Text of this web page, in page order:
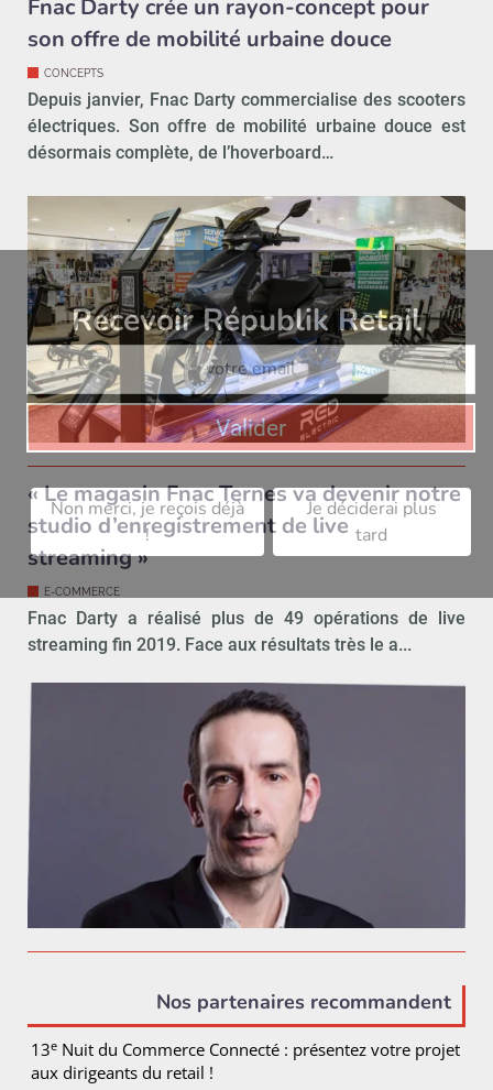
Fnac Darty crée un rayon-concept pour
son offre de mobilité urbaine douce
CONCEPTS
Depuis janvier, Fnac Darty commercialise des scooters
électriques. Son offre de mobilité urbaine douce est
désormais complète, de l’hoverboard…
« Le magasin Fnac Ternes va devenir notre
studio d’enregistrement de live
streaming »
E-COMMERCE
Fnac Darty a réalisé plus de 49 opérations de live
streaming fin 2019. Face aux résultats très le a...
Nos partenaires recommandent
13e Nuit du Commerce Connecté : présentez votre projet
aux dirigeants du retail !
Recevoir Républik Retail
Valider
Non merci, je reçois déjà
!
Je déciderai plus
tard